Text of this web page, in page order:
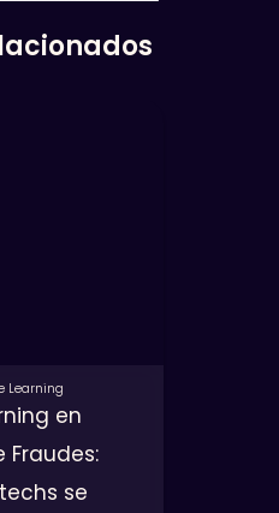
Learning
en
Fraudes:
se